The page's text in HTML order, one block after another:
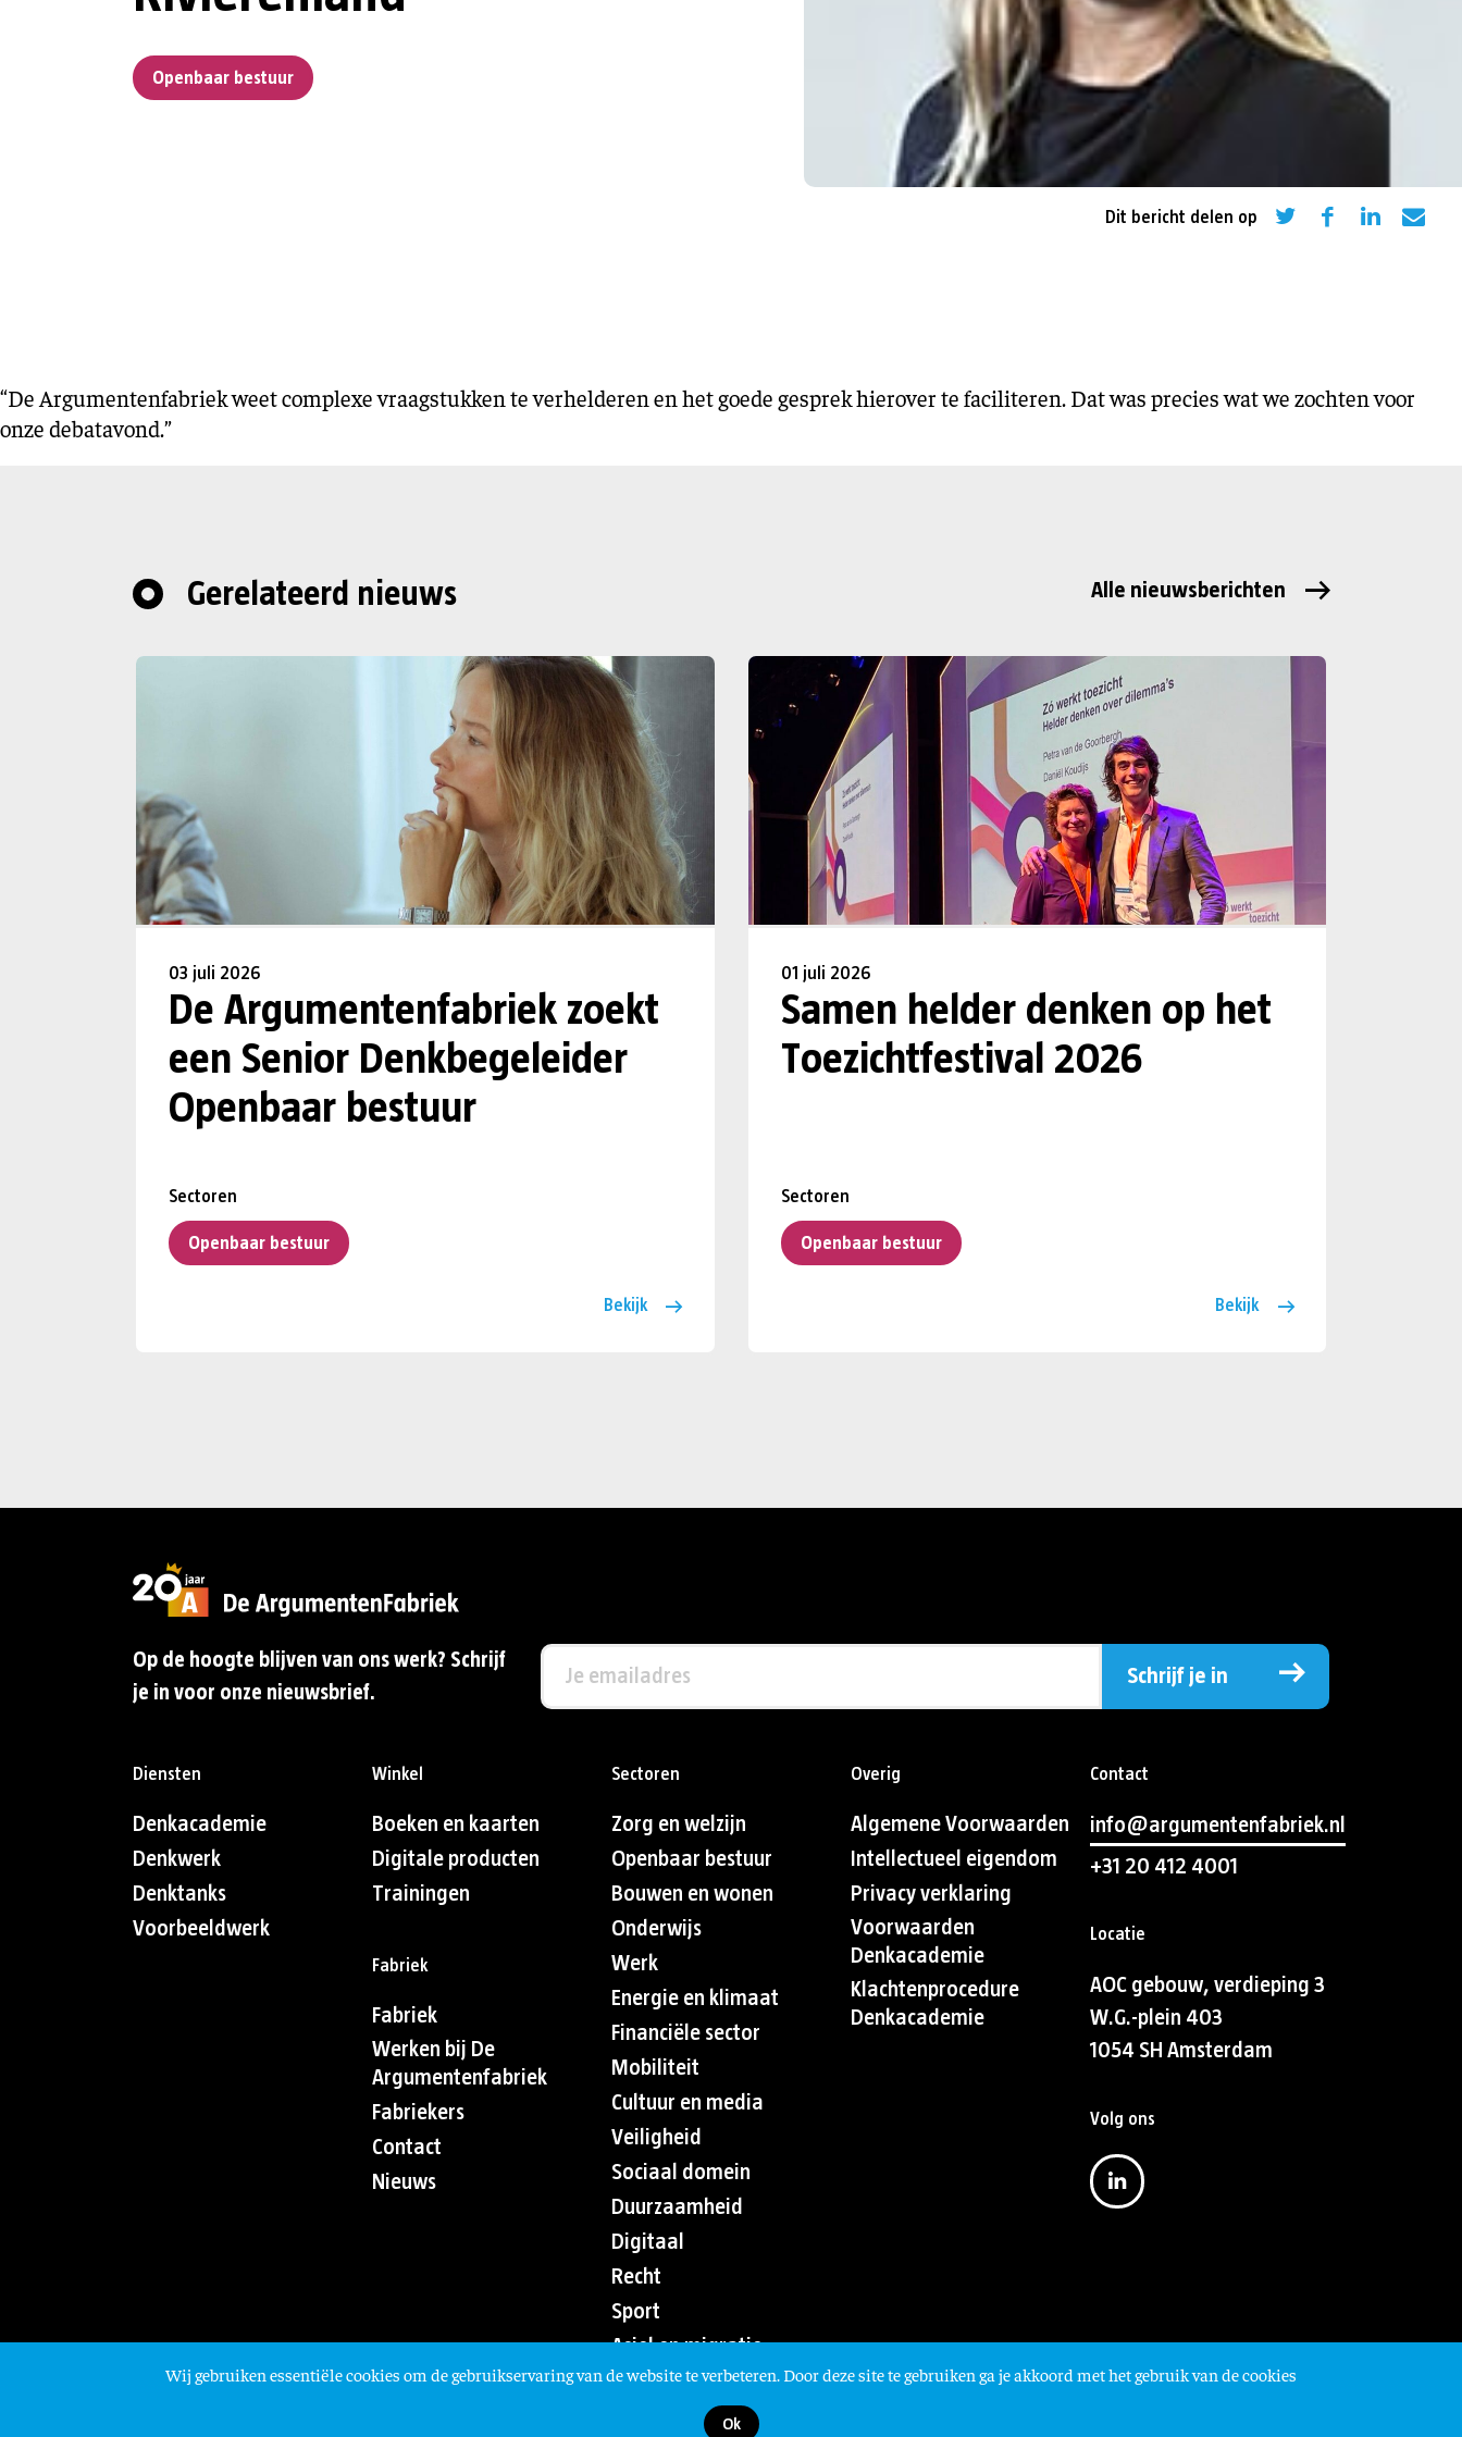
Training en ontwikkeling
Financiële sector
Asiel en migratie
Digitaal
Sport
Dit bericht delen op
Openbaar bestuur
“De Argumentenfabriek weet complexe vraagstukken te verhelderen en het goede gesprek hierover te faciliteren. Dat was precies wat we zochten voor
onze debatavond.”
Gerelateerd nieuws Alle nieuwsberichten
03 juli 2026
De Argumentenfabriek zoekt
een Senior Denkbegeleider
Openbaar bestuur
Sectoren
Openbaar bestuur
Bekijk
01 juli 2026
Samen helder denken op het
Toezichtfestival 2026
Sectoren
Openbaar bestuur
Bekijk
Op de hoogte blijven van ons werk? Schrijf
je in voor onze nieuwsbrief.
Schrijf je in
Diensten
Denkacademie
Denkwerk
Denktanks
Voorbeeldwerk
Winkel
Boeken en kaarten
Digitale producten
Trainingen
Fabriek
Fabriek
Werken bij De
Argumentenfabriek
Fabriekers
Contact
Nieuws
Sectoren
Zorg en welzijn
Openbaar bestuur
Bouwen en wonen
Onderwijs
Werk
Energie en klimaat
Financiële sector
Mobiliteit
Cultuur en media
Veiligheid
Sociaal domein
Duurzaamheid
Digitaal
Recht
Sport
Asiel en migratie
Overig
Algemene Voorwaarden
Intellectueel eigendom
Privacy verklaring
Voorwaarden
Denkacademie
Klachtenprocedure
Denkacademie
Contact
info@argumentenfabriek.nl
+31 20 412 4001
Locatie
AOC gebouw, verdieping 3
W.G.-plein 403
1054 SH Amsterdam
Volg ons
Wij gebruiken essentiële cookies om de gebruikservaring van de website te verbeteren. Door deze site te gebruiken ga je akkoord met het gebruik van de cookies
Ok